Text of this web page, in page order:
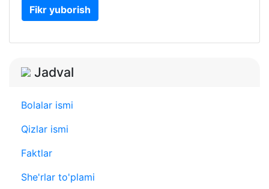
Fikr yuborish
Jadval
Bolalar ismi
Qizlar ismi
Faktlar
She'rlar to'plami